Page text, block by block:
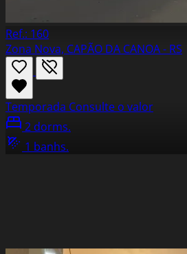
Ref.: 160
Zona Nova, CAPÃO DA CANOA - RS
Temporada Consulte o valor
2 dorms.
1 banhs.